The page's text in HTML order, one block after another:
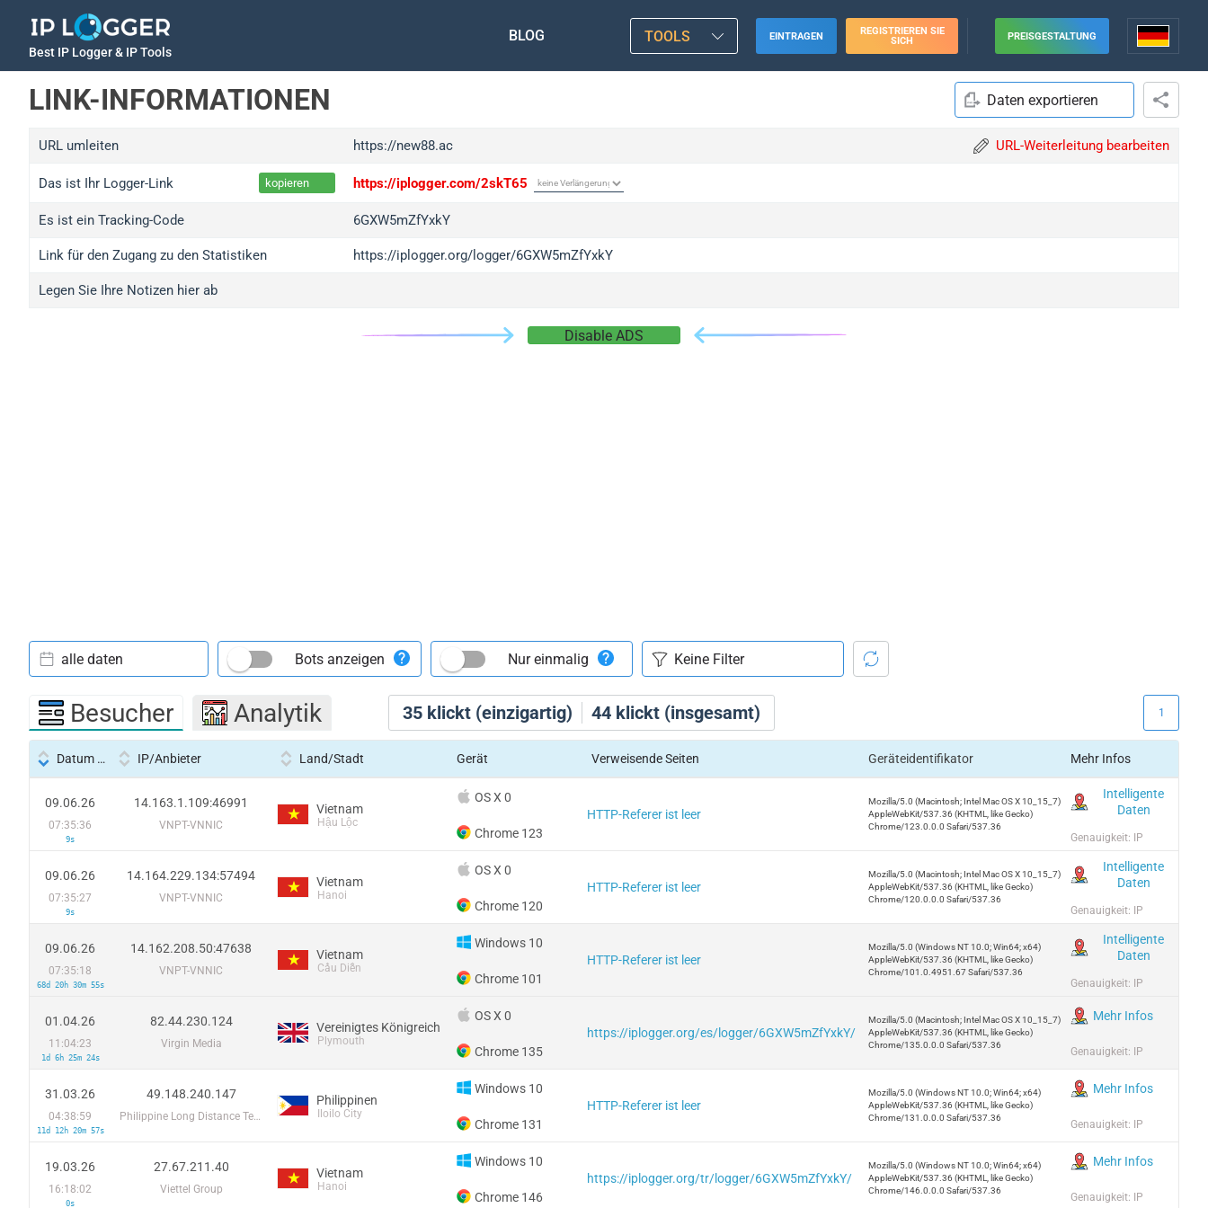
Best IP Logger & IP Tools
BLOG TOOLS EINTRAGEN
REGISTRIEREN SIE
SICH
PREISGESTALTUNG
LINK-INFORMATIONEN Daten exportieren
URL umleiten https://new88.ac URL-Weiterleitung bearbeiten
Das ist Ihr Logger-Link kopieren https://iplogger.com/2skT65
Es ist ein Tracking-Code 6GXW5mZfYxkY
Link für den Zugang zu den Statistiken https://iplogger.org/logger/6GXW5mZfYxkY
Legen Sie Ihre Notizen hier ab
Disable ADS
35 klickt (einzigartig) 44 klickt (insgesamt)
alle daten Bots anzeigen Nur einmalig
Besucher Analytik 1
Datum und Uhrzeit IP/Anbieter Land/Stadt Gerät Verweisende Seiten Geräteidentifikator Mehr Infos
09.06.26
07:35:36
9s
14.163.1.109:46991
VNPT-VNNIC
Vietnam
Hậu Lộc
OS X 0
Chrome 123
HTTP-Referer ist leer
Mozilla/5.0 (Macintosh; Intel Mac OS X 10_15_7)
AppleWebKit/537.36 (KHTML, like Gecko)
Chrome/123.0.0.0 Safari/537.36
Intelligente
Daten
Genauigkeit: IP
09.06.26
07:35:27
9s
14.164.229.134:57494
VNPT-VNNIC
Vietnam
Hanoi
OS X 0
Chrome 120
HTTP-Referer ist leer
Mozilla/5.0 (Macintosh; Intel Mac OS X 10_15_7)
AppleWebKit/537.36 (KHTML, like Gecko)
Chrome/120.0.0.0 Safari/537.36
Intelligente
Daten
Genauigkeit: IP
09.06.26
07:35:18
68d 20h 30m 55s
14.162.208.50:47638
VNPT-VNNIC
Vietnam
Cầu Diễn
Windows 10
Chrome 101
HTTP-Referer ist leer
Mozilla/5.0 (Windows NT 10.0; Win64; x64)
AppleWebKit/537.36 (KHTML, like Gecko)
Chrome/101.0.4951.67 Safari/537.36
Intelligente
Daten
Genauigkeit: IP
01.04.26
11:04:23
1d 6h 25m 24s
82.44.230.124
Virgin Media
Vereinigtes Königreich
Plymouth
OS X 0
Chrome 135
https://iplogger.org/es/logger/6GXW5mZfYxkY/
Mozilla/5.0 (Macintosh; Intel Mac OS X 10_15_7)
AppleWebKit/537.36 (KHTML, like Gecko)
Chrome/135.0.0.0 Safari/537.36
Mehr Infos
Genauigkeit: IP
31.03.26
04:38:59
11d 12h 20m 57s
49.148.240.147
Philippine Long Distance Telephone Co.
Philippinen
Iloilo City
Windows 10
Chrome 131
HTTP-Referer ist leer
Mozilla/5.0 (Windows NT 10.0; Win64; x64)
AppleWebKit/537.36 (KHTML, like Gecko)
Chrome/131.0.0.0 Safari/537.36
Mehr Infos
Genauigkeit: IP
19.03.26
16:18:02
0s
27.67.211.40
Viettel Group
Vietnam
Hanoi
Windows 10
Chrome 146
https://iplogger.org/tr/logger/6GXW5mZfYxkY/
Mozilla/5.0 (Windows NT 10.0; Win64; x64)
AppleWebKit/537.36 (KHTML, like Gecko)
Chrome/146.0.0.0 Safari/537.36
Mehr Infos
Genauigkeit: IP